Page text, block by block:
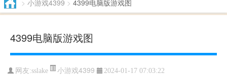
> 小游戏4399 > 4399电脑版游戏图
4399电脑版游戏图
网友:sslake 小游戏4399 2024-01-17 07:03:22